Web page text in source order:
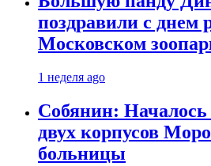
поздравили с днем
Московском
1 неделя ago
Собянин: Началось
двух корпусов
больницы